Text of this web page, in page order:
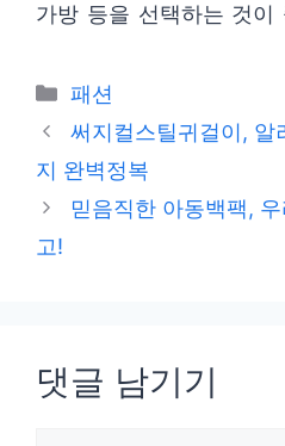
가방 등을 선택하는 것이
카
테
리
패션
써지컬스틸귀걸이, 알
지 완벽정복
믿음직한 아동백팩,
고!
댓글 남기기